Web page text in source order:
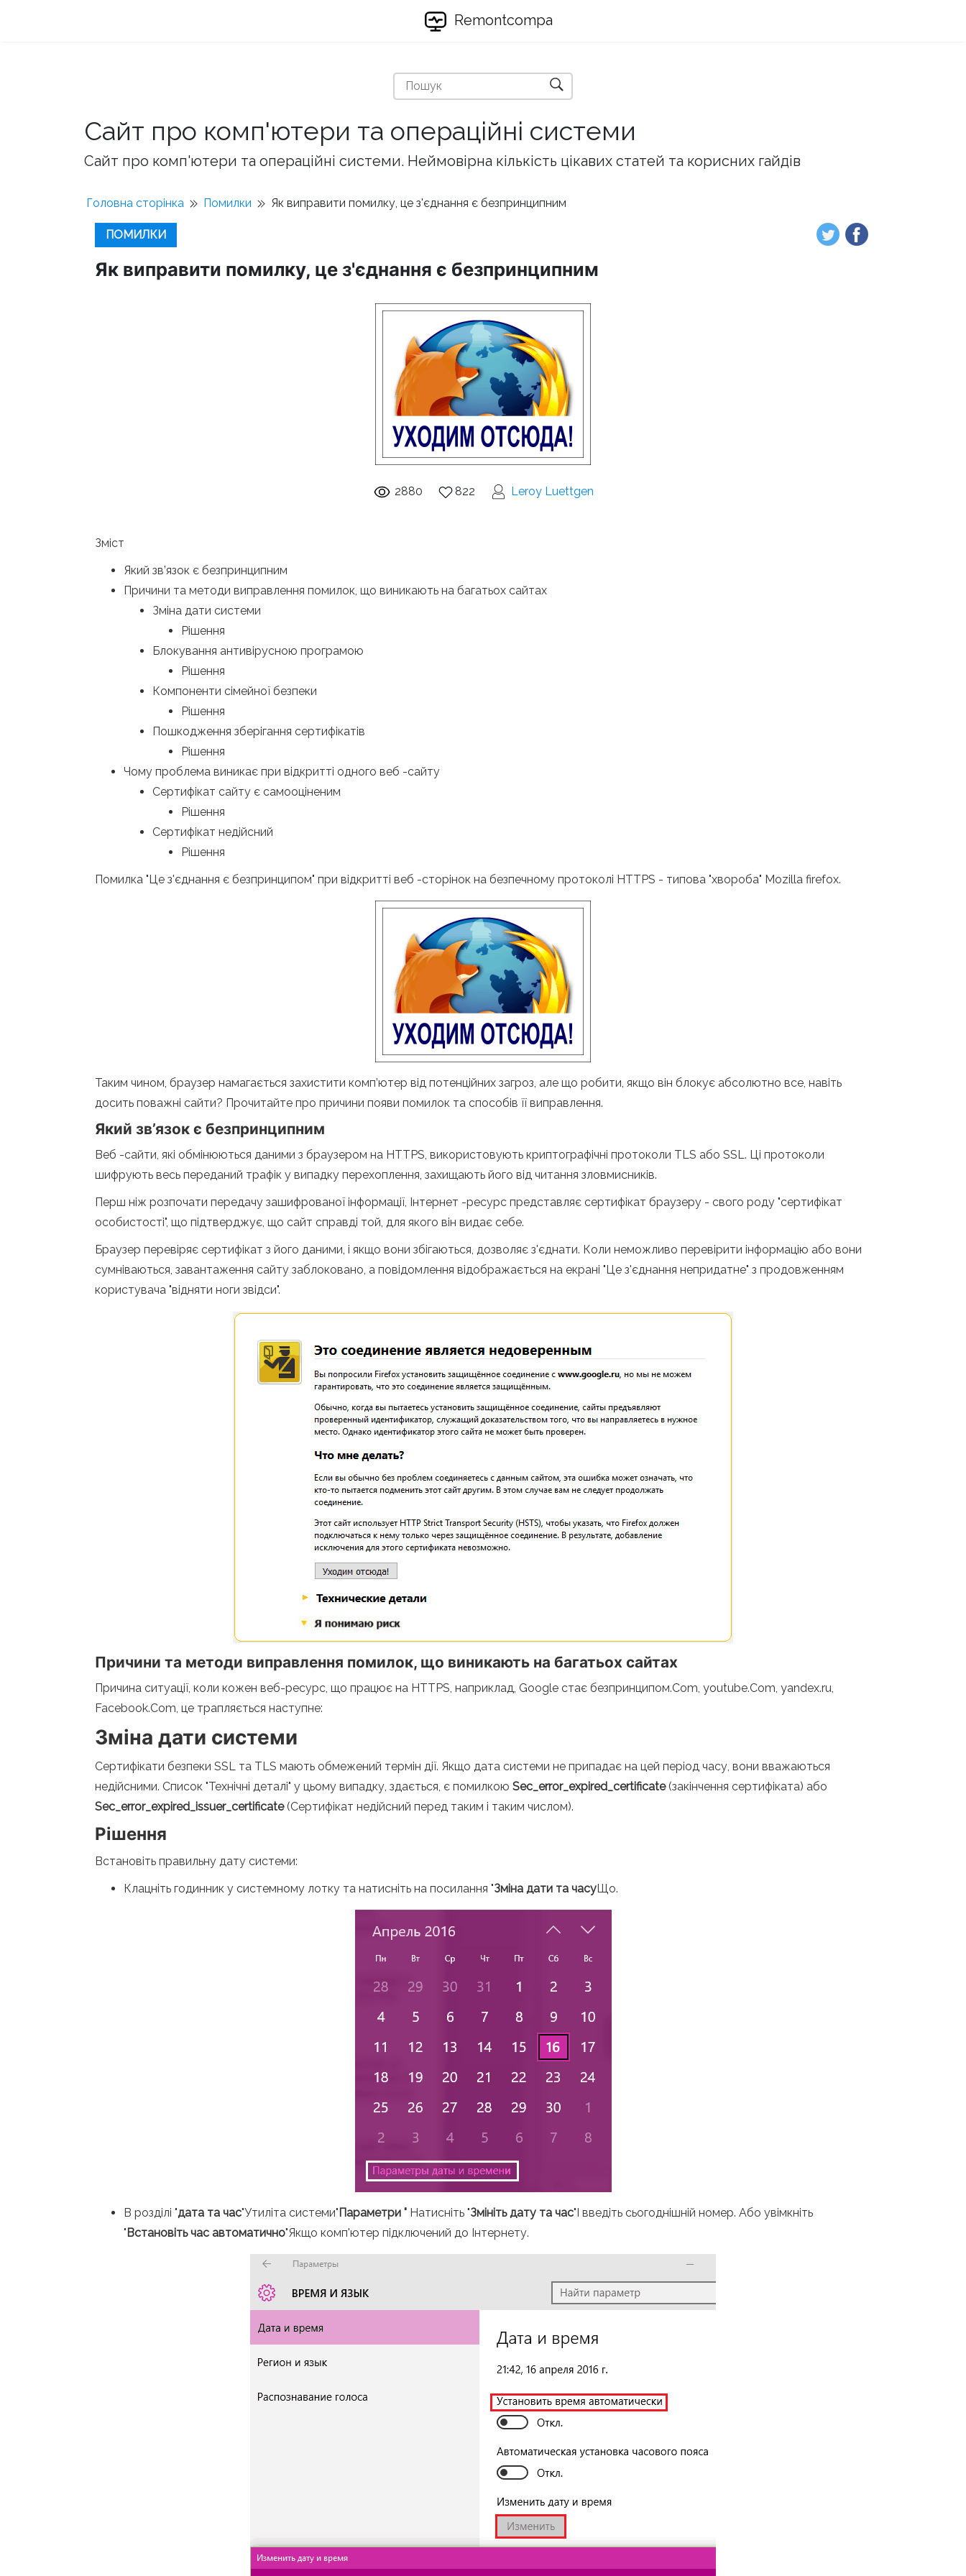
Remontcompa
Сайт про комп'ютери та операційні системи
Сайт про комп'ютери та операційні системи. Неймовірна кількість цікавих статей та корисних гайдів
Головна сторінка Помилки Як виправити помилку, це з'єднання є безпринципним
ПОМИЛКИ
Як виправити помилку, це з'єднання є безпринципним
2880 822 Leroy Luettgen
Зміст
Який зв’язок є безпринципним
Причини та методи виправлення помилок, що виникають на багатьох сайтах
Зміна дати системи
Рішення
Блокування антивірусною програмою
Рішення
Компоненти сімейної безпеки
Рішення
Пошкодження зберігання сертифікатів
Рішення
Чому проблема виникає при відкритті одного веб -сайту
Сертифікат сайту є самооціненим
Рішення
Сертифікат недійсний
Рішення
Помилка "Це з'єднання є безпринципом" при відкритті веб -сторінок на безпечному протоколі HTTPS - типова "хвороба" Mozilla firefox.
Таким чином, браузер намагається захистити комп’ютер від потенційних загроз, але що робити, якщо він блокує абсолютно все, навіть
досить поважні сайти? Прочитайте про причини появи помилок та способів її виправлення.
Який зв’язок є безпринципним
Веб -сайти, які обмінюються даними з браузером на HTTPS, використовують криптографічні протоколи TLS або SSL. Ці протоколи
шифрують весь переданий трафік у випадку перехоплення, захищають його від читання зловмисників.
Перш ніж розпочати передачу зашифрованої інформації, Інтернет -ресурс представляє сертифікат браузеру - свого роду "сертифікат
особистості", що підтверджує, що сайт справді той, для якого він видає себе.
Браузер перевіряє сертифікат з його даними, і якщо вони збігаються, дозволяє з'єднати. Коли неможливо перевірити інформацію або вони
сумніваються, завантаження сайту заблоковано, а повідомлення відображається на екрані "Це з'єднання непридатне" з продовженням
користувача "відняти ноги звідси".
Причини та методи виправлення помилок, що виникають на багатьох сайтах
Причина ситуації, коли кожен веб-ресурс, що працює на HTTPS, наприклад, Google стає безпринципом.Com, youtube.Com, yandex.ru,
Facebook.Com, це трапляється наступне:
Зміна дати системи
Сертифікати безпеки SSL та TLS мають обмежений термін дії. Якщо дата системи не припадає на цей період часу, вони вважаються
недійсними. Список "Технічні деталі" у цьому випадку, здається, є помилкою Sec_error_expired_certificate(закінчення сертифіката) або
Sec_error_expired_issuer_certificate(Сертифікат недійсний перед таким і таким числом).
Рішення
Встановіть правильну дату системи:
Клацніть годинник у системному лотку та натисніть на посилання "Зміна дати та часуЩо.
В розділі "дата та час"Утиліта системи"Параметри " Натисніть "Змініть дату та час"І введіть сьогоднішній номер. Або увімкніть
"Встановіть час автоматично"Якщо комп'ютер підключений до Інтернету.